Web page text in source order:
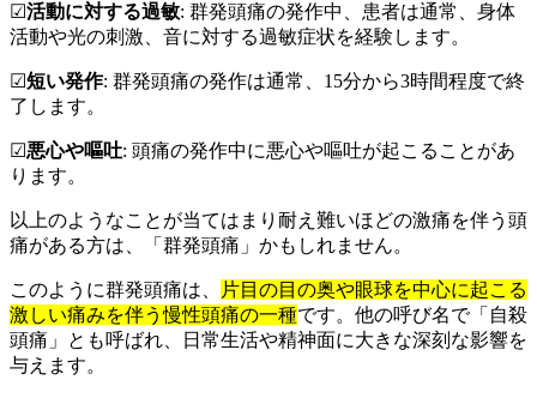
☑︎活動に対する過敏: 群発頭痛の発作中、患者は通常、身体
活動や光の刺激、音に対する過敏症状を経験します。
☑︎短い発作: 群発頭痛の発作は通常、15分から3時間程度で終
了します。
☑︎悪心や嘔吐: 頭痛の発作中に悪心や嘔吐が起こることがあ
ります。
以上のようなことが当てはまり耐え難いほどの激痛を伴う頭
痛がある方は、「群発頭痛」かもしれません。
このように群発頭痛は、
片目の目の奥や眼球を中心に起こる
激しい痛みを伴う慢性頭痛の一種です。他の呼び名で「自殺
頭痛」とも呼ばれ、日常生活や精神面に大きな深刻な影響を
与えます。